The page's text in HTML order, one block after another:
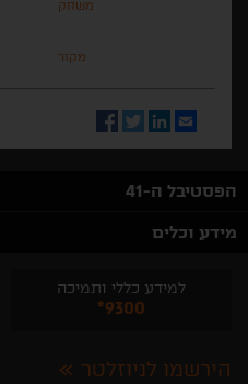
משחק
מקור
Email
LinkedIn
Twitter
Facebook
הפסטיבל ה-41
מידע וכלים
למידע כללי ותמיכה
*9300
הירשמו לניוזלטר